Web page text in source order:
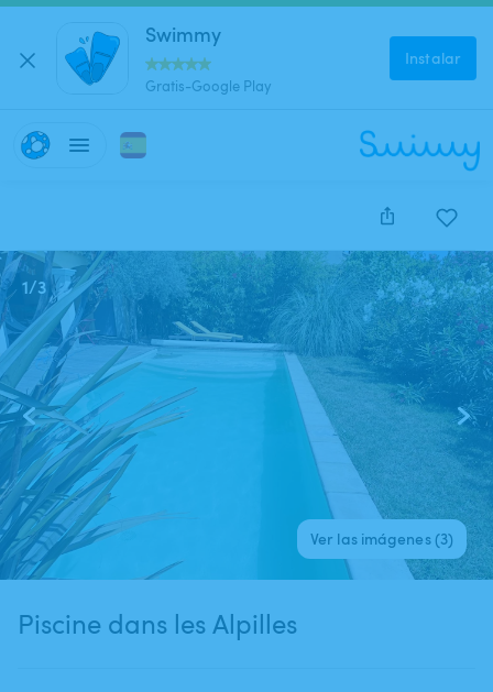
Swimmy
Gratis-Google Play
Instalar
1/3
Ver las imágenes (3)
Piscine dans les Alpilles